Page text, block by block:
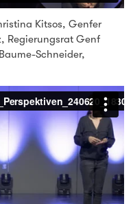
Kitsos, Genfer
Regierungsrat Genf
Schneider,